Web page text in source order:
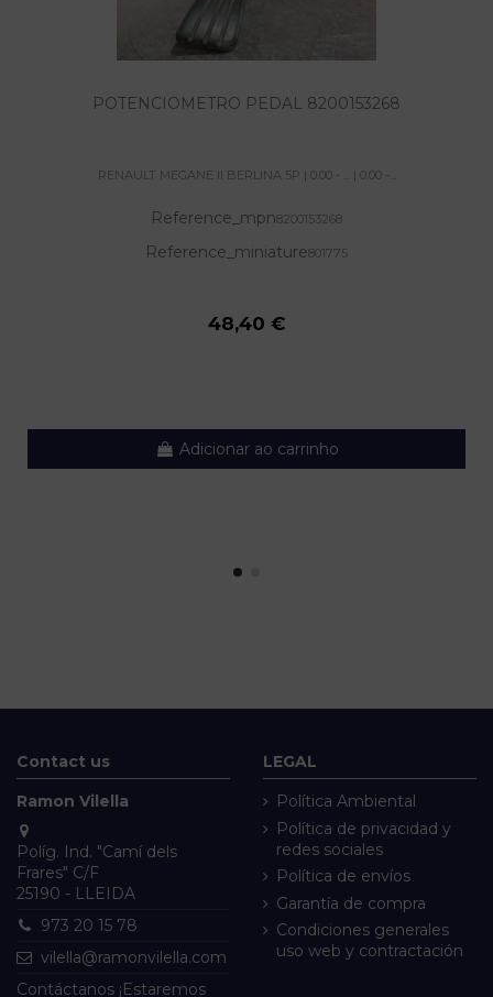
POTENCIOMETRO PEDAL 8200153268
RENAULT MEGANE II BERLINA 5P | 0.00 - ... | 0.00 -...
Reference_mpn8200153268
Reference_miniature801775
48,40 €
Adicionar ao carrinho
Contact us
Ramon Vilella
Políg. Ind. "Camí dels
Frares" C/F
25190 - LLEIDA
973 20 15 78
vilella@ramonvilella.com
Contáctanos ¡Estaremos
LEGAL
Política Ambiental
Política de privacidad y
redes sociales
Política de envíos
Garantía de compra
Condiciones generales
uso web y contractación